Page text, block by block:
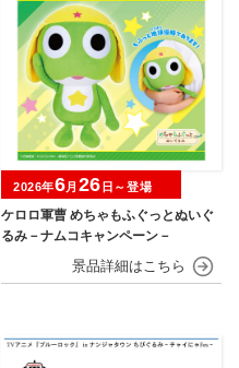
ケロロ軍曹 めちゃもふぐっとぬいぐ
るみ－ナムコキャンペーン－
2026年6月 26 日～登場